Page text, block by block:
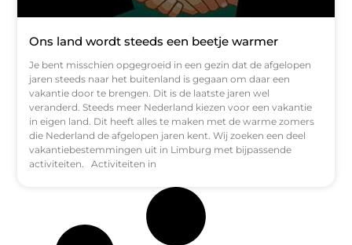
Ons land wordt steeds een beetje warmer
Je bent misschien opgegroeid in een gezin dat de afgelopen
jaren steeds naar het buitenland is gegaan om daar een
vakantie door te brengen. Dit is de laatste jaren wel
veranderd. Steeds meer Nederland kiezen voor een vakantie
in eigen land. Dit heeft alles te maken met de warme zomers
die Nederland de afgelopen jaren kent. Wij zoeken een deel
vakantiebestemmingen uit in Limburg met bijpassende
activiteiten. Activiteiten in